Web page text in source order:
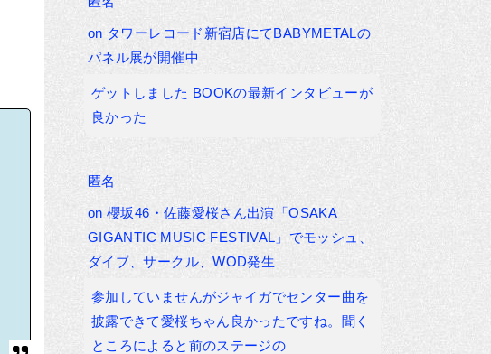
on タワーレコード新宿店にてBABYMETALの
パネル展が開催中
ゲットしました BOOKの最新インタビューが
良かった
匿名
on櫻坂46・佐藤愛桜さん出演「OSAKA
GIGANTIC MUSIC FESTIVAL」でモッシュ、
ダイブ、サークル、WOD発生
参加していませんがジャイガでセンター曲を
披露できて愛桜ちゃん良かったですね。聞く
ところによると前のステージの